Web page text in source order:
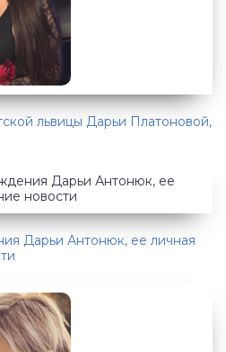
львицы Дарьи Платоновой,
Дарьи Антонюк, ее личная